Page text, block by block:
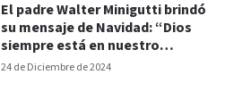
24 de Diciembre de 2024
El padre Walter Minigutti brindó
su mensaje de Navidad: “Dios
siempre está en nuestro
corazón”